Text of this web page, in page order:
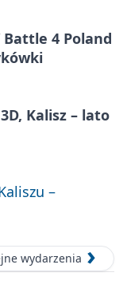
4 Poland
Kalisz – lato
–
wydarzenia